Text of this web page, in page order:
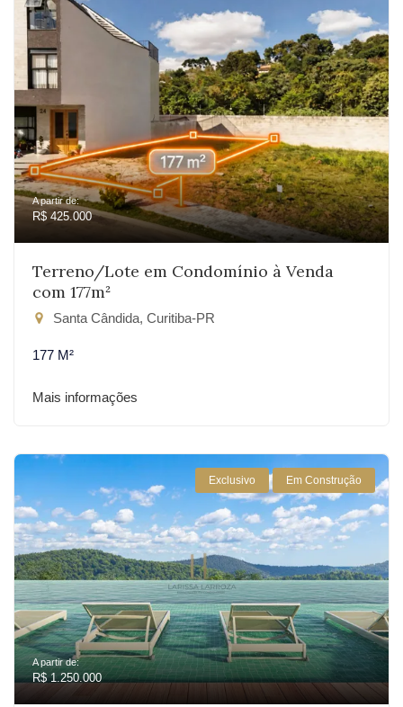
A partir de:
R$ 425.000
Terreno/Lote em Condomínio à Venda
com 177m²
Santa Cândida, Curitiba-PR
177 M²
Mais informações
Exclusivo Em Construção
A partir de:
R$ 1.250.000